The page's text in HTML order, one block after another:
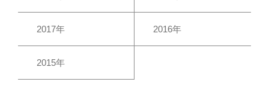
2017年 2016年
2015年